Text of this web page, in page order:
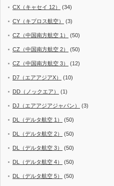
CX（キャセイ 12） (34)
CY（キプロス航空） (3)
CZ（中国南方航空 1） (50)
CZ（中国南方航空 2） (50)
CZ（中国南方航空 3） (12)
D7（エアアジアX） (10)
DD（ノックエア） (1)
DJ（エアアジアジャパン） (3)
DL（デルタ航空 1） (50)
DL（デルタ航空 2） (50)
DL（デルタ航空 3） (50)
DL（デルタ航空 4） (50)
DL（デルタ航空 5） (50)